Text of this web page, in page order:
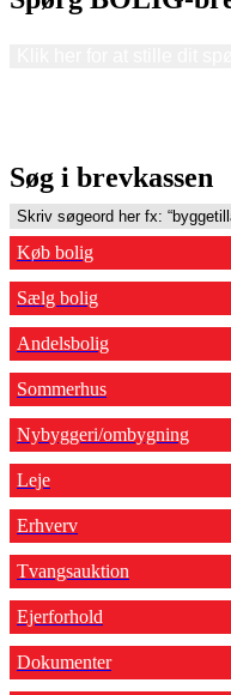
Søg i brevkassen
Køb bolig
Sælg bolig
Andelsbolig
Sommerhus
Nybyggeri/ombygning
Leje
Erhverv
Tvangsauktion
Ejerforhold
Dokumenter